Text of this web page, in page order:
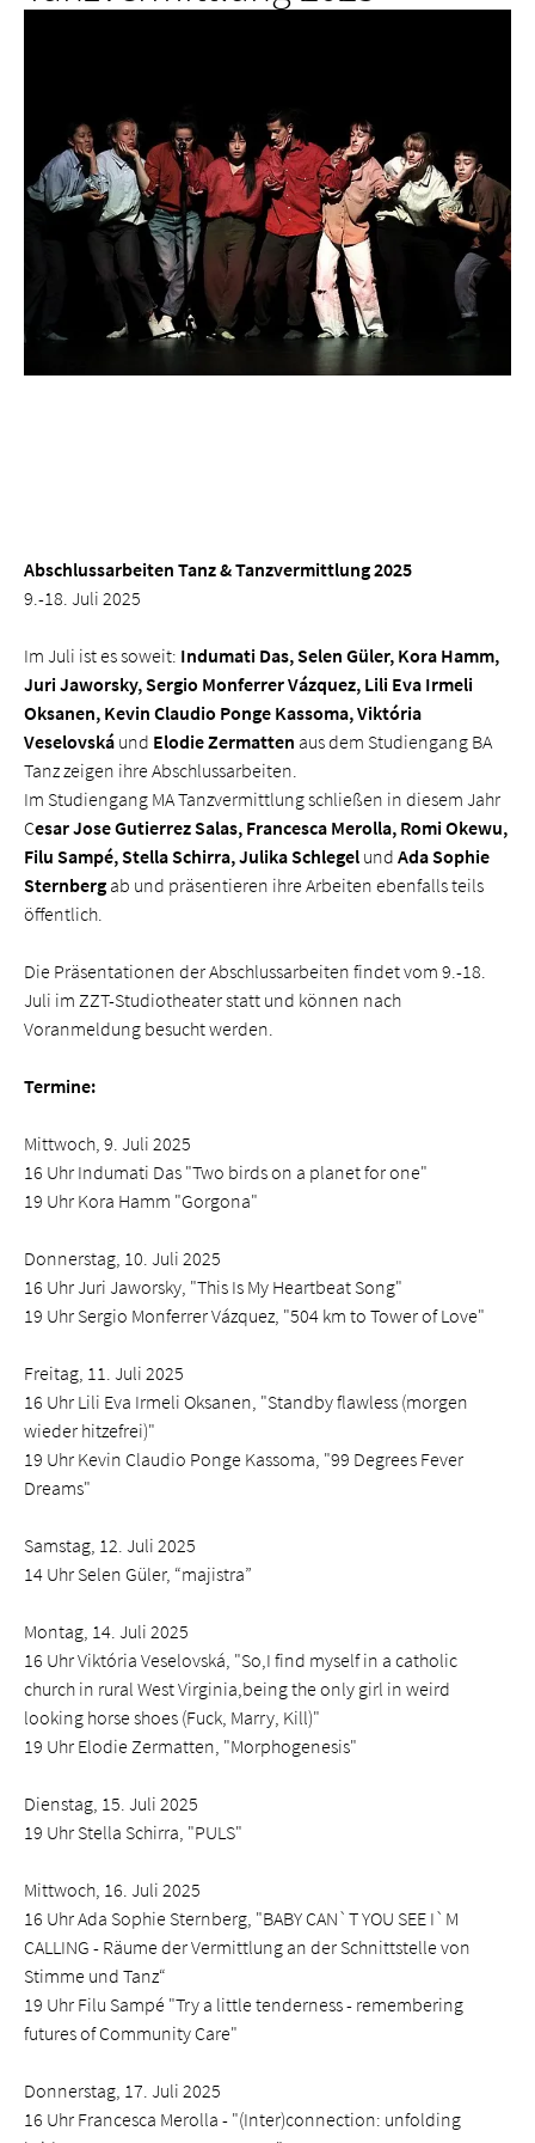
Abschlussarbeiten Tanz & Tanz­vermittlung 2025
9.-18. Juli 2025
Im Juli ist es soweit: Indumati Das, Selen Güler, Kora Hamm,
Juri Jaworsky, Sergio Monferrer Vázquez, Lili Eva Irmeli
Oksanen, Kevin Claudio Ponge Kassoma, Viktória
Veselovská und Elodie Zermatten aus dem Studiengang BA
Tanz zeigen ihre Abschlussarbeiten.
Im Studiengang MA Tanz­vermittlung schließen in diesem Jahr
Cesar Jose Gutierrez Salas, Francesca Merolla, Romi Okewu,
Filu Sampé, Stella Schirra, Julika Schlegel und Ada Sophie
Sternberg ab und präsentieren ihre Arbeiten ebenfalls teils
öffentlich.
Die Präsentationen der Abschlussarbeiten findet vom 9.-18.
Juli im ZZT-Studiotheater statt und können nach
Voranmeldung besucht werden.
Termine:
Mittwoch, 9. Juli 2025
16 Uhr Indumati Das "Two birds on a planet for one"
19 Uhr Kora Hamm "Gorgona"
Donnerstag, 10. Juli 2025
16 Uhr Juri Jaworsky, "This Is My Heartbeat Song"
19 Uhr Sergio Monferrer Vázquez, "504 km to Tower of Love"
Freitag, 11. Juli 2025
16 Uhr Lili Eva Irmeli Oksanen, "Standby flawless (morgen
wieder hitzefrei)"
19 Uhr Kevin Claudio Ponge Kassoma, "99 Degrees Fever
Dreams"
Samstag, 12. Juli 2025
14 Uhr Selen Güler, “majistra”
Montag, 14. Juli 2025
16 Uhr Viktória Veselovská, "So,I find myself in a catholic
church in rural West Virginia,being the only girl in weird
looking horse shoes (Fuck, Marry, Kill)"
19 Uhr Elodie Zermatten, "Morphogenesis"
Dienstag, 15. Juli 2025
19 Uhr Stella Schirra, "PULS"
Mittwoch, 16. Juli 2025
16 Uhr Ada Sophie Sternberg, "BABY CAN`T YOU SEE I`M
CALLING - Räume der Vermittlung an der Schnittstelle von
Stimme und Tanz“
19 Uhr Filu Sampé "Try a little tenderness - remembering
futures of Community Care"
Donnerstag, 17. Juli 2025
16 Uhr Francesca Merolla - "(Inter)connection: unfolding